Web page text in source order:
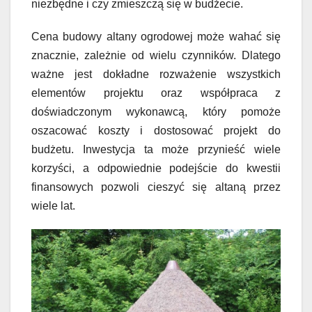
niezbędne i czy zmieszczą się w budżecie.
Cena budowy altany ogrodowej może wahać się
znacznie, zależnie od wielu czynników. Dlatego
ważne jest dokładne rozważenie wszystkich
elementów projektu oraz współpraca z
doświadczonym wykonawcą, który pomoże
oszacować koszty i dostosować projekt do
budżetu. Inwestycja ta może przynieść wiele
korzyści, a odpowiednie podejście do kwestii
finansowych pozwoli cieszyć się altaną przez
wiele lat.